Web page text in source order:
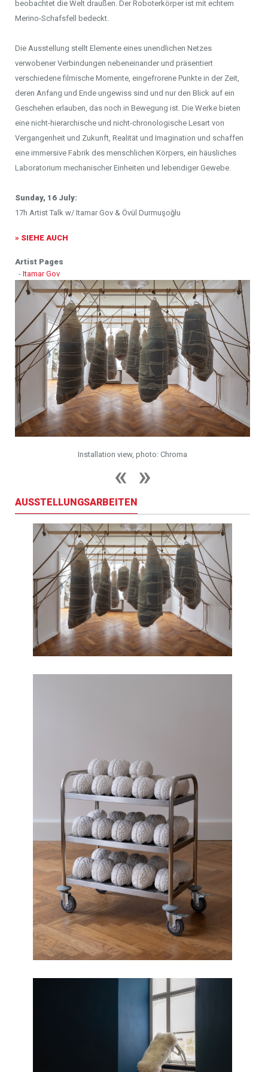
beobachtet die Welt draußen. Der Roboterkörper ist mit echtem
Merino-Schafsfell bedeckt.
Die Ausstellung stellt Elemente eines unendlichen Netzes
verwobener Verbindungen nebeneinander und präsentiert
verschiedene filmische Momente, eingefrorene Punkte in der Zeit,
deren Anfang und Ende ungewiss sind und nur den Blick auf ein
Geschehen erlauben, das noch in Bewegung ist. Die Werke bieten
eine nicht-hierarchische und nicht-chronologische Lesart von
Vergangenheit und Zukunft, Realität und Imagination und schaffen
eine immersive Fabrik des menschlichen Körpers, ein häusliches
Laboratorium mechanischer Einheiten und lebendiger Gewebe.
Sunday, 16 July:
17h Artist Talk w/ Itamar Gov & Övül Durmuşoğlu
» SIEHE AUCH
Artist Pages
- Itamar Gov
Installation view, photo: Chroma
AUSSTELLUNGSARBEITEN